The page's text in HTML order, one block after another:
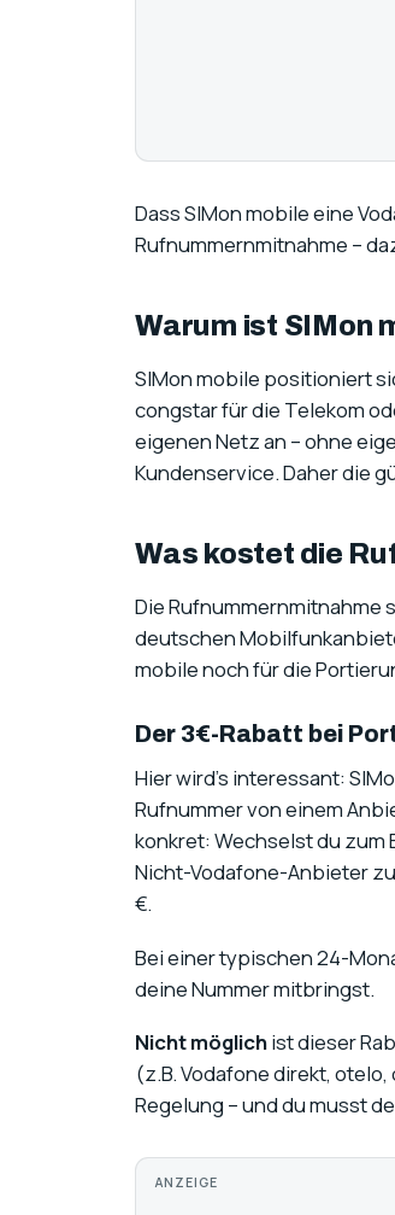
Dass SIMon mobile eine
Rufnummernmitnahme –
Warum ist SIMon
SIMon mobile positioniert
congstar für die Telekom
eigenen Netz an – ohne
Kundenservice. Daher die
Was kostet die
Die Rufnummernmitnahme
deutschen
mobile noch für die
Der 3€-Rabatt bei
Hier wird’s interessant:
Rufnummer von einem
konkret: Wechselst du zum
Nicht-Vodafone-Anbieter
€.
Bei einer typischen 24-
deine Nummer mitbringst.
Nicht möglichist dieser
(z.B. Vodafone direkt,
Regelung – und du musst
ANZEIGE